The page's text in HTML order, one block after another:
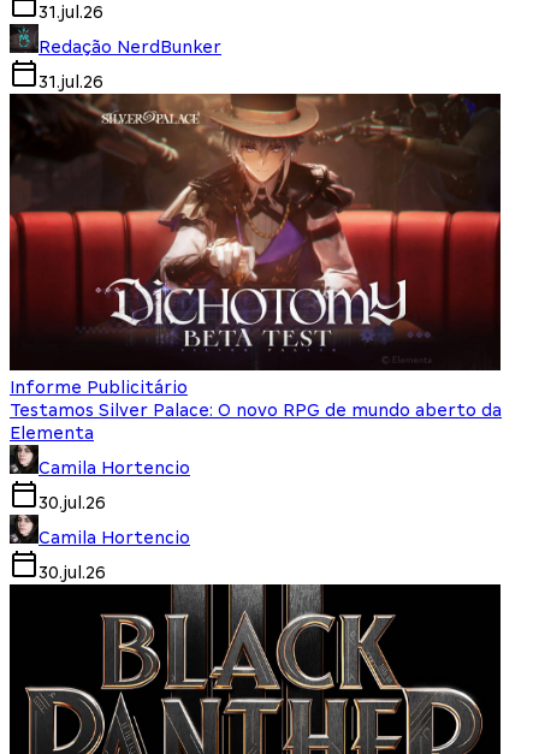
31.jul.26
Redação NerdBunker
31.jul.26
Informe Publicitário
Testamos Silver Palace: O novo RPG de mundo aberto da
Elementa
Camila Hortencio
30.jul.26
Camila Hortencio
30.jul.26